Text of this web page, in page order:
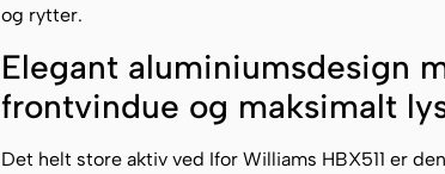
og rytter.
Elegant aluminiumsdesign
frontvindue og maksimalt
Det helt store aktiv ved Ifor Williams HBX511 er